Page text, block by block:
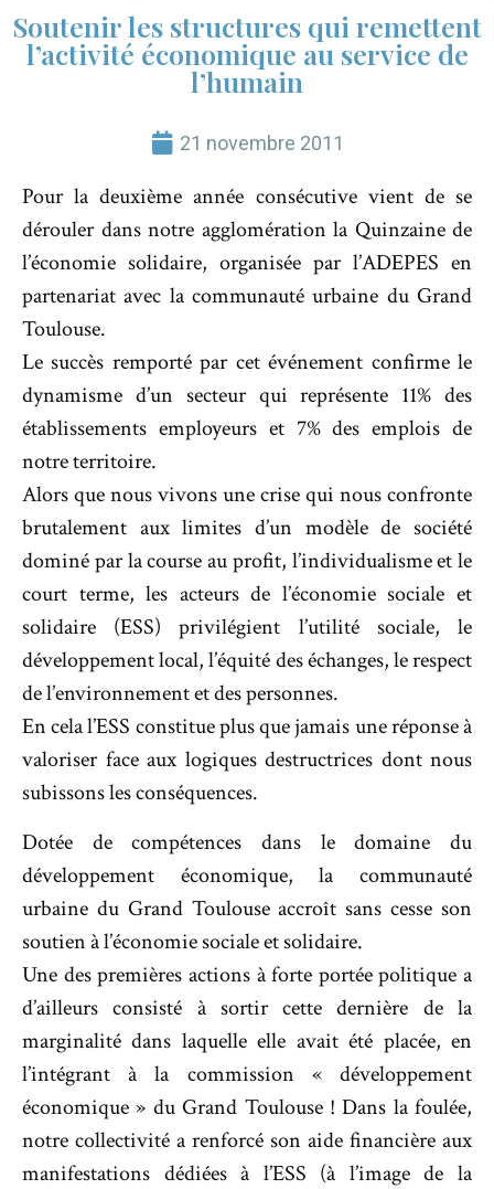
Soutenir les structures qui remettent
l’activité économique au service de
l’humain
21 novembre 2011
Pour la deuxième année consécutive vient de se
dérouler dans notre agglomération la Quinzaine de
l’économie solidaire, organisée par l’ADEPES en
partenariat avec la communauté urbaine du Grand
Toulouse.
Le succès remporté par cet événement confirme le
dynamisme d’un secteur qui représente 11% des
établissements employeurs et 7% des emplois de
notre territoire.
Alors que nous vivons une crise qui nous confronte
brutalement aux limites d’un modèle de société
dominé par la course au profit, l’individualisme et le
court terme, les acteurs de l’économie sociale et
solidaire (ESS) privilégient l’utilité sociale, le
développement local, l’équité des échanges, le respect
de l’environnement et des personnes.
En cela l’ESS constitue plus que jamais une réponse à
valoriser face aux logiques destructrices dont nous
subissons les conséquences.
Dotée de compétences dans le domaine du
développement économique, la communauté
urbaine du Grand Toulouse accroît sans cesse son
soutien à l’économie sociale et solidaire.
Une des premières actions à forte portée politique a
d’ailleurs consisté à sortir cette dernière de la
marginalité dans laquelle elle avait été placée, en
l’intégrant à la commission « développement
économique » du Grand Toulouse ! Dans la foulée,
notre collectivité a renforcé son aide financière aux
manifestations dédiées à l’ESS (à l’image de la